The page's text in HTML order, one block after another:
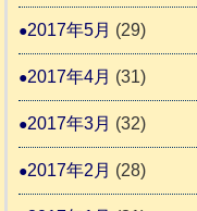
2017年5月 (29)
2017年4月 (31)
2017年3月 (32)
2017年2月 (28)